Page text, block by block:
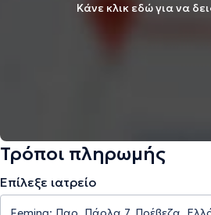
Κάνε κλικ εδώ για να
Τρόποι πληρωμής
Επίλεξε ιατρείο